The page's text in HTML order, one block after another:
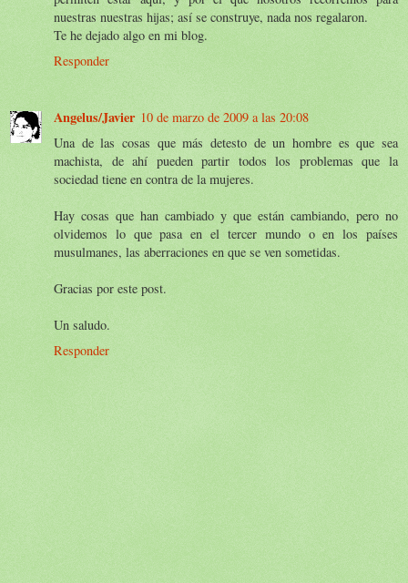
nuestras nuestras hijas; así se construye, nada nos regalaron.
Te he dejado algo en mi blog.
Responder
Angelus/Javier 10 de marzo de 2009 a las 20:08
Una de las cosas que más detesto de un hombre es que sea
machista, de ahí pueden partir todos los problemas que la
sociedad tiene en contra de la mujeres.
Hay cosas que han cambiado y que están cambiando, pero no
olvidemos lo que pasa en el tercer mundo o en los países
musulmanes, las aberraciones en que se ven sometidas.
Gracias por este post.
Un saludo.
Responder